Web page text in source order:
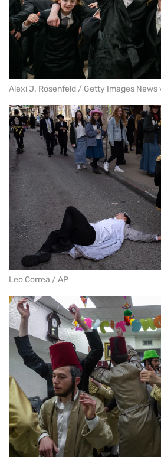
Alexi J. Rosenfeld / Getty Images News
Leo Correa / AP